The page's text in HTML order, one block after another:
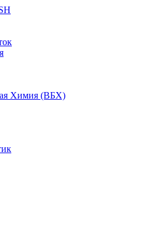
Химия (ВБХ)